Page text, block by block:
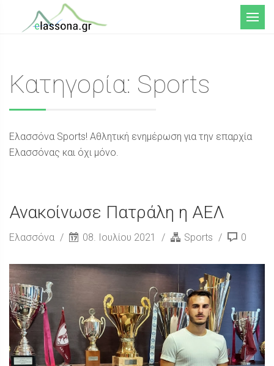
Μενού
Κατηγορία: Sports
Ελασσόνα Sports! Αθλητική ενημέρωση για την επαρχία
Ελασσόνας και όχι μόνο.
Ανακοίνωσε Πατράλη η ΑΕΛ
Ελασσόνα 08. Ιουλίου 2021 Sports 0